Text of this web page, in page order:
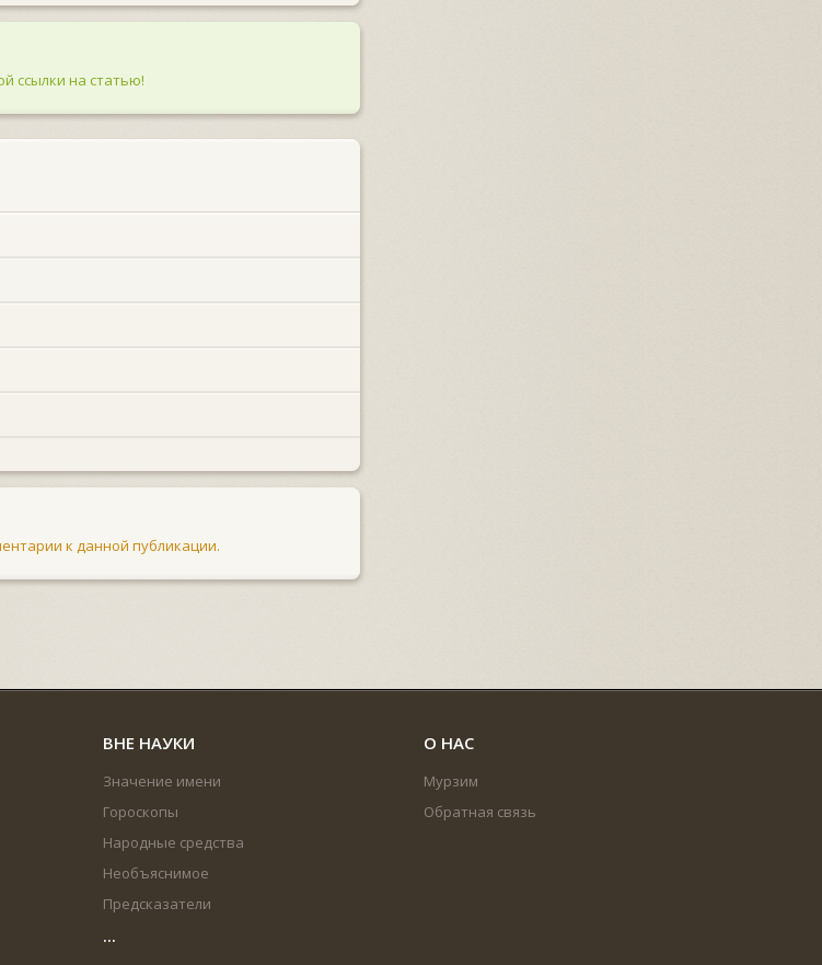
ссылки на статью!
к данной публикации.
ВНЕ НАУКИ
Значение имени
Гороскопы
Народные средства
Необъяснимое
Предсказатели
...
О НАС
Мурзим
Обратная связь